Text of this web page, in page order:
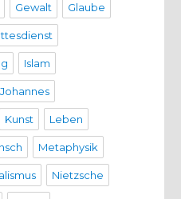
Gewalt Glaube
Islam
Johannes
Kunst Leben
Metaphysik
Nietzsche